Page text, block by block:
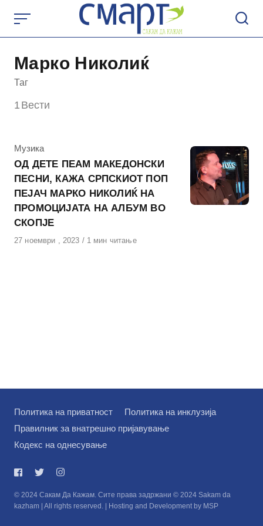
content
Марко Николиќ
Таг
1 Вести
КАтегорија
Музика
ОД ДЕТЕ ПЕАМ МАКЕДОНСКИ
ПЕСНИ, КАЖА СРПСКИОТ ПОП
ПЕЈАЧ МАРКО НИКОЛИЌ НА
ПРОМОЦИЈАТА НА АЛБУМ ВО
СКОПЈЕ
Објавено
27 ноември , 2023 1 мин читање
Политика на приватност
Политика на инклузија
Правилник за внатрешно пријавување
Кодекс на однесување
© 2024 Сакам Да Кажам. Сите права задржани © 2024 Sakam da
kazham | All rights reserved. | Hosting and Development by MSP